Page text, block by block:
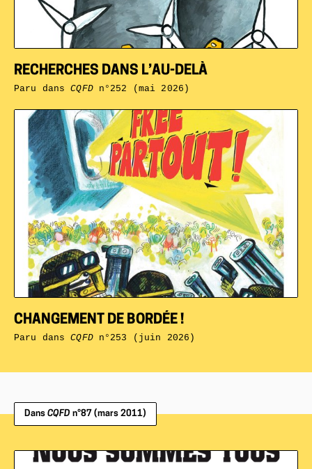
CHANGEMENT DE BORDÉE !
Paru dansCQFDn°253 (juin 2026)
RECHERCHES DANS L’AU-DELÀ
Paru dansCQFDn°252 (mai 2026)
Dans CQFD n°87 (mars 2011)